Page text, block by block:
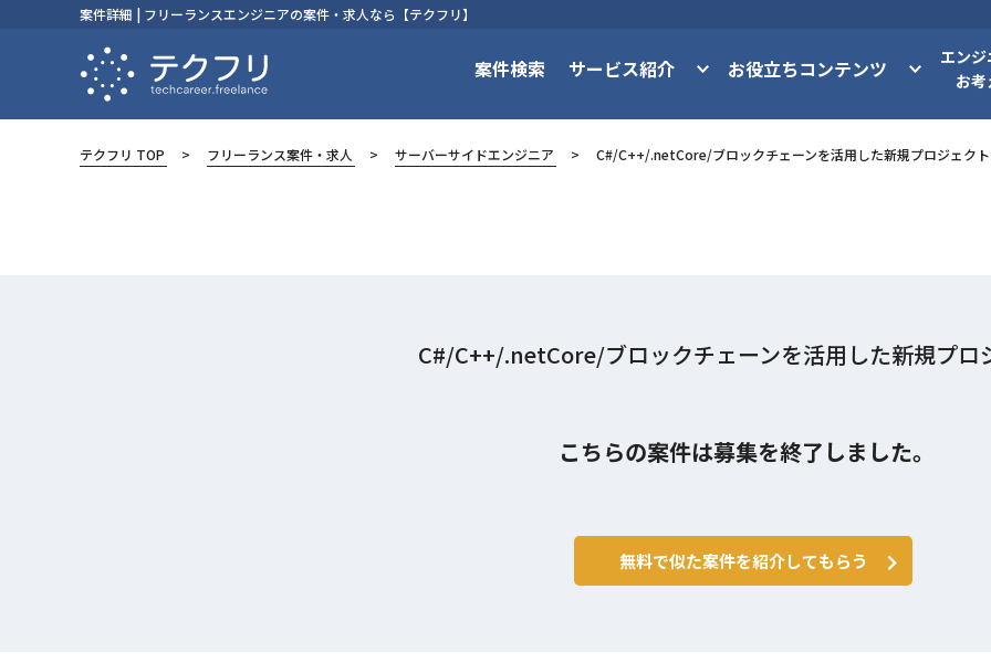
案件詳細 | フリーランスエンジニアの案件・求人なら【テクフリ】
案件検索 サービス紹介 お役立ちコンテンツ
エン
お
テクフリ TOP フリーランス案件・求人 サーバーサイドエンジニア C#/C++/.netCore/ブロックチェーンを活用した新規プロジェクト
C#/C++/.netCore/ブロックチェーンを活用した新規プロ
こちらの案件は募集を終了しました。
無料で似た案件を紹介してもらう